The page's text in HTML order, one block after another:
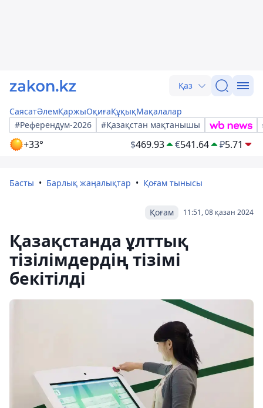
Қаз
СаясатӘлемҚаржыОқиғаҚұқықМақалалар
#Референдум-2026
#Қазақстан мақтанышы
+33° $469.93 €541.64 ₽5.71
Басты Барлық жаңалықтар Қоғам тынысы
11:51, 08 қазан 2024
Қоғам
Қазақстанда ұлттық
тізілімдердің тізімі
бекітілді